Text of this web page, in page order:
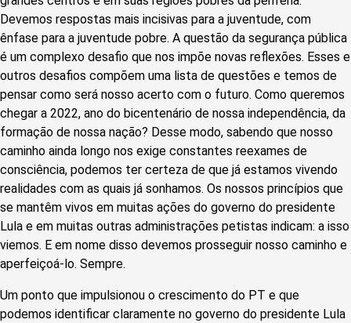
Devemos respostas mais incisivas para a juventude, com
ênfase para a juventude pobre. A questão da segurança pública
é um complexo desafio que nos impõe novas reflexões. Esses e
outros desafios compõem uma lista de questões e temos de
pensar como será nosso acerto com o futuro. Como queremos
chegar a 2022, ano do bicentenário de nossa independência, da
formação de nossa nação? Desse modo, sabendo que nosso
caminho ainda longo nos exige constantes reexames de
consciência, podemos ter certeza de que já estamos vivendo
realidades com as quais já sonhamos. Os nossos princípios que
se mantêm vivos em muitas ações do governo do presidente
Lula e em muitas outras administrações petistas indicam: a isso
viemos. E em nome disso devemos prosseguir nosso caminho e
aperfeiçoá-lo. Sempre.
Um ponto que impulsionou o crescimento do PT e que
podemos identificar claramente no governo do presidente Lula